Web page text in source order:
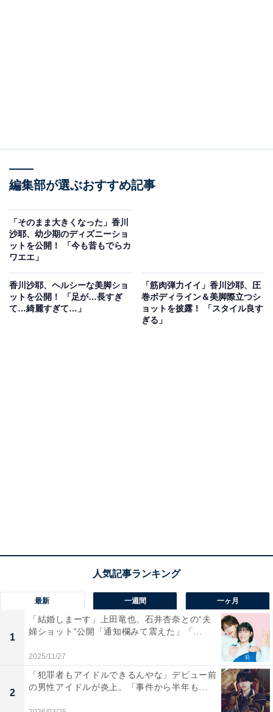
編集部が選ぶおすすめ記事
「そのまま大きくなった」香川
沙耶、幼少期のディズニーショ
ットを公開！ 「今も昔もでらカ
ワエエ」
香川沙耶、ヘルシーな美脚ショ
ットを公開！ 「足が…長すぎ
て…綺麗すぎて…」
「筋肉弾力イイ」香川沙耶、圧
巻ボディライン＆美脚際立つシ
ョットを披露！ 「スタイル良す
ぎる」
最新 一週間 一ヶ月
1
「結婚しまーす」上田竜也、石井杏奈との“夫
婦ショット”公開「通知欄みて震えた」「...
2025/11/27
2
「犯罪者もアイドルできるんやな」デビュー前
の男性アイドルが炎上。「事件から半年も...